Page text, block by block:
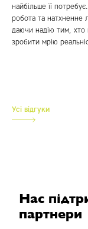
Усі вiдгуки
найбільше її
робота та натхненне
даючи надію тим, хто
зробити мрію
Нас
партнери